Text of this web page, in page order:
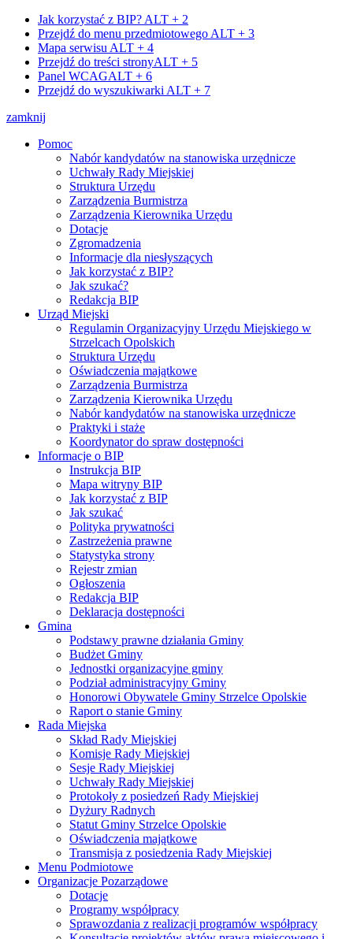
Jak korzystać z BIP? ALT + 2
Przejdź do menu przedmiotowego ALT + 3
Mapa serwisu ALT + 4
Przejdź do treści stronyALT + 5
Panel WCAGALT + 6
Przejdź do wyszukiwarki ALT + 7
zamknij
Pomoc
Nabór kandydatów na stanowiska urzędnicze
Uchwały Rady Miejskiej
Struktura Urzędu
Zarządzenia Burmistrza
Zarządzenia Kierownika Urzędu
Dotacje
Zgromadzenia
Informacje dla niesłyszących
Jak korzystać z BIP?
Jak szukać?
Redakcja BIP
Urząd Miejski
Regulamin Organizacyjny Urzędu Miejskiego w
Strzelcach Opolskich
Struktura Urzędu
Oświadczenia majątkowe
Zarządzenia Burmistrza
Zarządzenia Kierownika Urzędu
Nabór kandydatów na stanowiska urzędnicze
Praktyki i staże
Koordynator do spraw dostępności
Informacje o BIP
Instrukcja BIP
Mapa witryny BIP
Jak korzystać z BIP
Jak szukać
Polityka prywatności
Zastrzeżenia prawne
Statystyka strony
Rejestr zmian
Ogłoszenia
Redakcja BIP
Deklaracja dostępności
Gmina
Podstawy prawne działania Gminy
Budżet Gminy
Jednostki organizacyjne gminy
Podział administracyjny Gminy
Honorowi Obywatele Gminy Strzelce Opolskie
Raport o stanie Gminy
Rada Miejska
Skład Rady Miejskiej
Komisje Rady Miejskiej
Sesje Rady Miejskiej
Uchwały Rady Miejskiej
Protokoły z posiedzeń Rady Miejskiej
Dyżury Radnych
Statut Gminy Strzelce Opolskie
Oświadczenia majątkowe
Transmisja z posiedzenia Rady Miejskiej
Menu Podmiotowe
Organizacje Pozarządowe
Dotacje
Programy współpracy
Sprawozdania z realizacji programów współpracy